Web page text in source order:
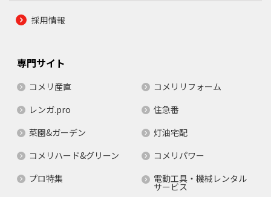
採用情報
専門サイト
コメリ産直
コメリリフォーム
レンガ.pro
住急番
菜園&ガーデン
灯油宅配
コメリハード&グリーン
コメリパワー
プロ特集
電動工具・機械レンタル
サービス